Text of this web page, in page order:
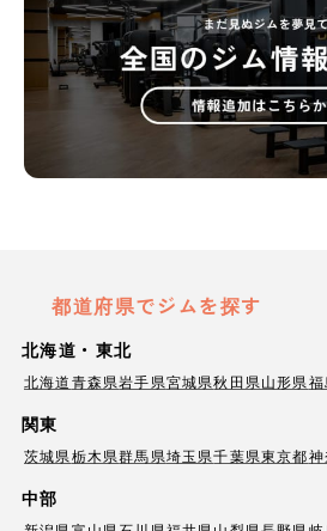
都道府県でジムを探す
北海道・東北
北海道青森県岩手県宮城県秋田県山形県
関東
茨城県栃木県群馬県埼玉県千葉県東京都
中部